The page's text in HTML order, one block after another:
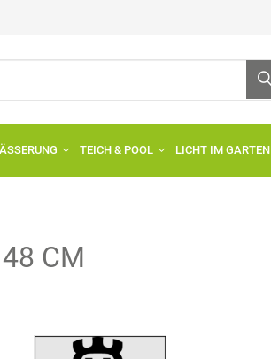
TEICH & POOL LICHT IM GARTEN
CM